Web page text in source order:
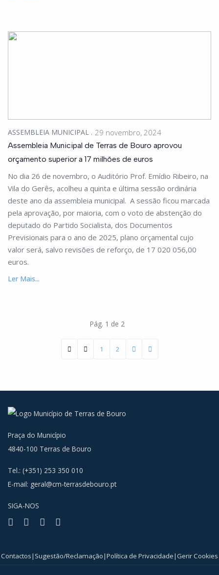
ASSEMBLEIA MUNICIPAL 29 novembro, 2024
Assembleia Municipal de Terras de Bouro aprovou
orçamento superior a 17 milhões de euros
No dia 26 de novembro, o Auditório Prof. Emídio Ribeiro, na
Vila do Gerês, acolheu a quinta e última sessão ordinária
deste ano da assembleia municipal. A sessão ficou marcada
pela aprovação, por maioria, com o voto de abstenção do
deputado do Partido Socialista, dos Documentos
Previsionais para o ano de 2025, plano orçamental cujo
valor será, salvo revisões de reforço, de 17 020 056,00
euros.
Ler Mais...
Pág. 1 de 2
1 2
Praça do Município
4840-100 Terras de Bouro
Tel.: (+351) 253 350 010
E-mail: geral@cm-terrasdebouro.pt
SIGA-NOS
Facebook
Youtube
Instagram
Contactos| Sugestão/Reclamação|Política de Privacidade|Gerir Cookies